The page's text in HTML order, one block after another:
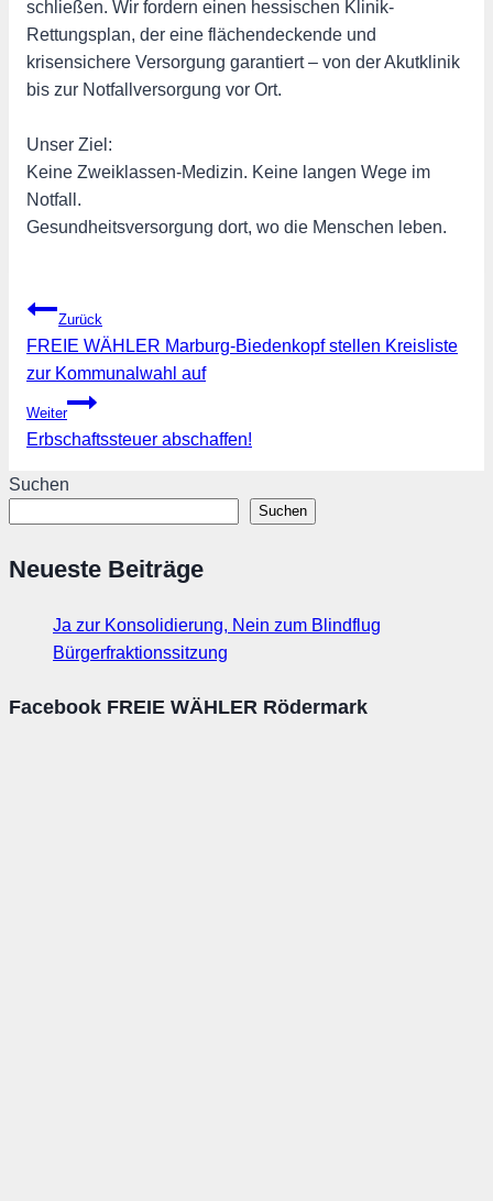
schließen. Wir fordern einen hessischen Klinik-
Rettungsplan, der eine flächendeckende und
krisensichere Versorgung garantiert – von der Akutklinik
bis zur Notfallversorgung vor Ort.
Unser Ziel:
Keine Zweiklassen-Medizin. Keine langen Wege im
Notfall.
Gesundheitsversorgung dort, wo die Menschen leben.
Beitragsnavigation
Zurück
FREIE WÄHLER Marburg-Biedenkopf stellen Kreisliste
zur Kommunalwahl auf
Weiter
Erbschaftssteuer abschaffen!
Suchen
Suchen
Neueste Beiträge
Ja zur Konsolidierung, Nein zum Blindflug
Bürgerfraktionssitzung
Facebook FREIE WÄHLER Rödermark